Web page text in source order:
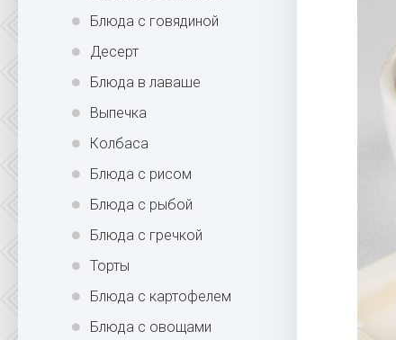
Блюда с говядиной
Десерт
Блюда в лаваше
Выпечка
Колбаса
Блюда с рисом
Блюда с рыбой
Блюда с гречкой
Торты
Блюда с картофелем
Блюда с овощами